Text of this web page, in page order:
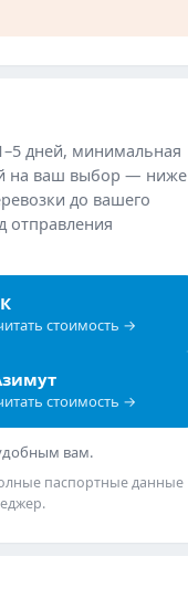
дней, минимальная
на ваш выбор — ниже
до вашего
отправления
стоимость →
стоимость →
вам.
паспортные данные